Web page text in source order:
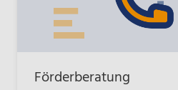
Förderberatung